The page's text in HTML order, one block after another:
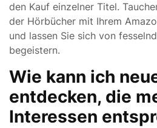
den Kauf einzelner Titel.
der Hörbücher mit Ihrem
und lassen Sie sich von
begeistern.
Wie kann ich
entdecken, die
Interessen